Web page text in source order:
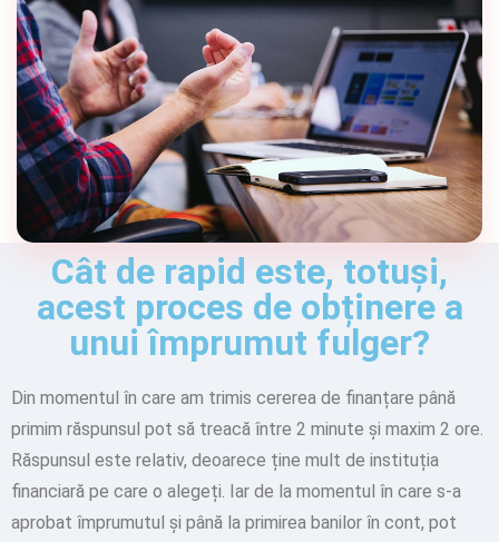
Cât de rapid este, totuși,
acest proces de obținere a
unui împrumut fulger?
Din momentul în care am trimis cererea de finanțare până
primim răspunsul pot să treacă între 2 minute și maxim 2 ore.
Răspunsul este relativ, deoarece ține mult de instituția
financiară pe care o alegeți. Iar de la momentul în care s-a
aprobat împrumutul și până la primirea banilor în cont, pot